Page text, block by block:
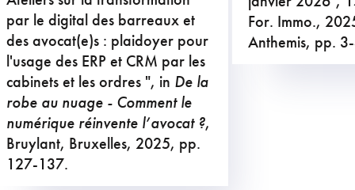
2019 - tot op heden : Lid van de Europese
incubator van de balie van Brussel
2019 - tot op heden : Directeur van de
digitale stratégie van de International Union
of lawyers (U.I.A.)
2012 - tot op heden : Vicevoorzitter van de
par le digital des barreaux et
des avocat(e)s : plaidoyer pour
l'usage des ERP et CRM par les
cabinets et les ordres ", in De la
robe au nuage - Comment le
numérique réinvente l’avocat ?,
Bruylant, Bruxelles, 2025, pp.
127-137.
For. Immo.,
Anthemis, pp.